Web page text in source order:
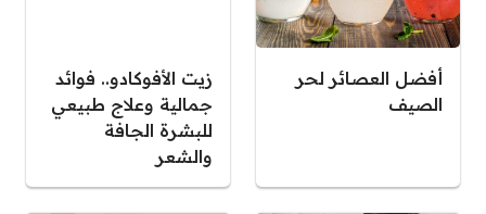
أفضل العصائر لحر
الصيف
زيت الأفوكادو.. فوائد
جمالية وعلاج طبيعي
للبشرة الجافة
والشعر